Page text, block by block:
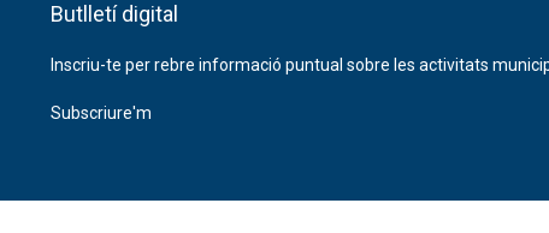
Butlletí digital
Inscriu-te per rebre informació puntual sobre les activitats
Subscriure'm